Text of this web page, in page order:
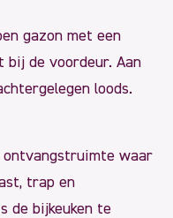
gazon met een
bij de voordeur. Aan
loods.
ontvangstruimte waar
trap en
de bijkeuken te